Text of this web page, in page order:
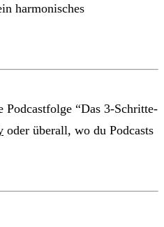
harmonisches
Podcastfolge “Das 3-Schritte-
oder überall, wo du Podcasts